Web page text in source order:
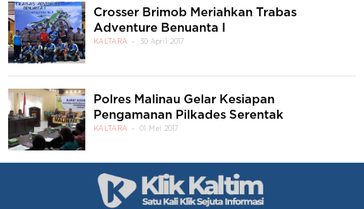
Crosser Brimob Meriahkan Trabas
Adventure Benuanta I
KALTARA 30 April 2017
Polres Malinau Gelar Kesiapan
Pengamanan Pilkades Serentak
KALTARA 01 Mei 2017